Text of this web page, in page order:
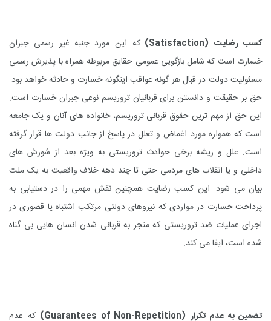
کسب رضایت (Satisfaction)که این مورد جنبه غیر رسمی جبران
خسارت است که شامل بازگویی عمومی حقایق مربوطه همراه با پذیرش رسمی
مسئولیت دولت در قبال هر گونه عواقب اینگونه خسارت و حادثه خواهد بود.
حق بر حقیقت و دانستن برای قربانیان تروریسم نوعی جبران خسارت است.
این حق از مهم ترین حقوق قربانی تروریسم، خانواده های آنان و یک جامعه
است که همواره مورد اغماض و تعلل در پاسخ از جانب دولت ها قرار گرفته
است. علل و ریشه برخی حوادث تروریستی به ویژه بعد از شورش های
داخلی و یا انقلاب های مردمی حتی تا چند دهه خلاف واقعیت به یک ملت
بیان می شود. این کسب رضایت همچنین نقش مهمی را در دستیابی به
پرداخت خسارت در مواردی که نیروهای دولتی مرتکب اشتباه یا قصوری در
اجرای عملیات ضد تروریستی که منجر به قربانی شدن انسان هایی بی گناه
شده است، ایفا می کند.
تضمین به عدم تکرار (Guarantees of Non-Repetition) که عدم